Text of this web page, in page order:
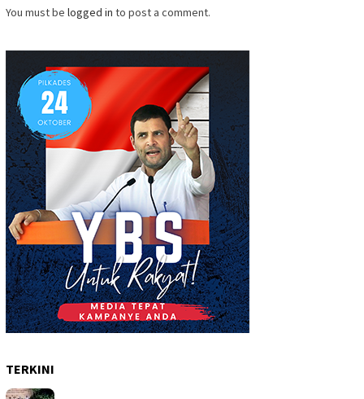
You must be logged in to post a comment.
TERKINI